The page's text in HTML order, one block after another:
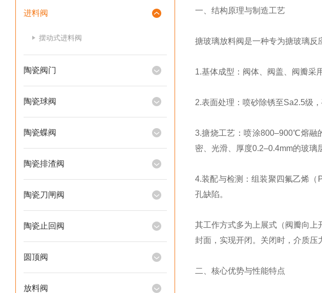
进料阀
摆动式进料阀
陶瓷阀门
陶瓷球阀
陶瓷蝶阀
陶瓷排渣阀
陶瓷刀闸阀
陶瓷止回阀
圆顶阀
放料阀
一、结构原理与制造工艺
搪玻璃放料阀是一种专为搪玻璃反
1.基体成型：阀体、阀盖、阀瓣采
2.表面处理：喷砂除锈至Sa2.5级
3.搪烧工艺：喷涂800–900℃熔融
密、光滑、厚度0.2–0.4mm的玻璃
4.装配与检测：组装聚四氟乙烯
孔缺陷。
其工作方式多为上展式（阀瓣向
封面，实现开闭。关闭时，介质压
二、核心优势与性能特点